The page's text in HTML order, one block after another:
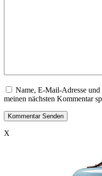
Name, E-Mail-Adresse
meinen nächsten Kommentar
X